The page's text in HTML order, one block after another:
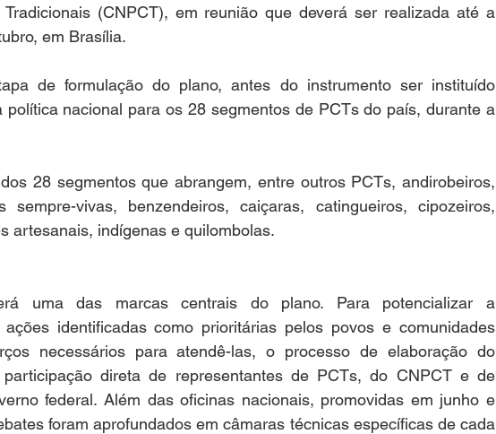
(CNPCT), em reunião que deverá ser realizada até a
em Brasília.
de formulação do plano, antes do instrumento ser instituído
nacional para os 28 segmentos de PCTs do país, durante a
28 segmentos que abrangem, entre outros PCTs, andirobeiros,
sempre-vivas, benzendeiros, caiçaras, catingueiros, cipozeiros,
artesanais, indígenas e quilombolas.
uma das marcas centrais do plano. Para potencializar a
ações identificadas como prioritárias pelos povos e comunidades
necessários para atendê-las, o processo de elaboração do
direta de representantes de PCTs, do CNPCT e de
federal. Além das oficinas nacionais, promovidas em junho e
foram aprofundados em câmaras técnicas específicas de cada